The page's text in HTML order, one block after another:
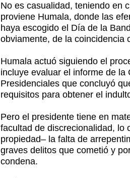
No es casualidad, teniendo en
proviene Humala, donde las
haya escogido el Día de la
obviamente, de la coincidencia
Humala actuó siguiendo el
incluye evaluar el informe de la
Presidenciales que concluyó
requisitos para obtener el
Pero el presidente tiene en
facultad de discrecionalidad, lo
propiedad– la falta de
graves delitos que cometió y
condena.